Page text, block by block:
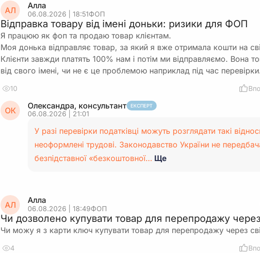
АЛ Алла
06.08.2026 | 18:51ФОП
Відправка товару від імені доньки: ризики для ФОП
Я працюю як фоп та продаю товар клієнтам.
Моя донька відправляє товар, за який я вже отримала кошти на
Клієнти завжди платять 100% нам і потім ми відправляємо. Вона
від свого імені, чи не є це проблемою наприклад під час
10
ОК Олександра, консультант ЕКСПЕРТ
06.08.2026 | 21:01
У разі перевірки податківці можуть розглядати такі
неоформлені трудові. Законодавство України не
безпідставної «безкоштовної… Ще
АЛ Алла
06.08.2026 | 18:49ФОП
Чи дозволено купувати товар для перепродажу
Чи можу я з карти ключ купувати товар для перепродажу через
4